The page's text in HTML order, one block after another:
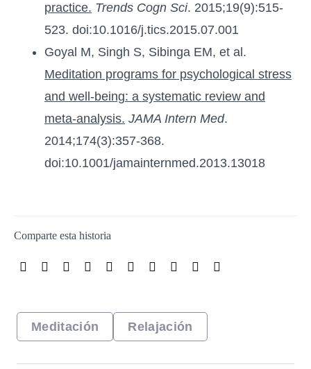
practice. Trends Cogn Sci. 2015;19(9):515-
523. doi:10.1016/j.tics.2015.07.001
Goyal M, Singh S, Sibinga EM, et al.
Meditation programs for psychological stress
and well-being: a systematic review and
meta-analysis. JAMA Intern Med.
2014;174(3):357-368.
doi:10.1001/jamainternmed.2013.13018
Meditación Relajación